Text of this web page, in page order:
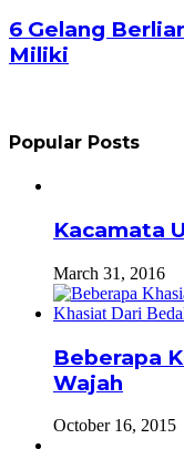
6 Gelang
Miliki
Popular Posts
Kacamata
March 31, 2016
Beberapa
Wajah
October 16, 2015